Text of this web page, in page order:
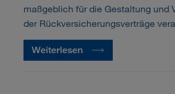
maßgeblich für die Gestaltung und
der Rückversicherungsverträge
Weiterlesen